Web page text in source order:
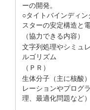
ーの開発。
○タイトバインディ
スターの安定構造と
（協力できる内容）
文字列処理やシミュ
ルゴリズム
（ＰＲ）
生体分子（主に核酸
レーションやプログ
理、最適化問題など